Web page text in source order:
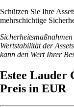
Schützen Sie Ihre
mehrschichtige
Wertstabilität der
kann den Wert Ihrer
Estee Lauder
Preis in EUR